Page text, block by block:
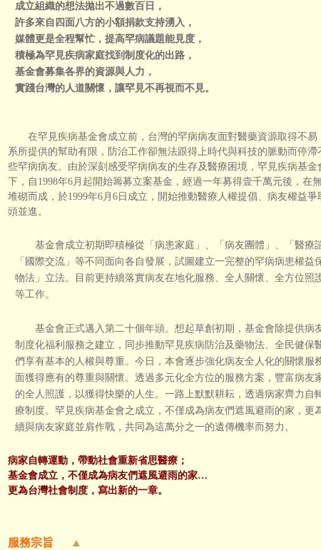
成立組織的想法拋出不過數百日，
許多來自四面八方的小額捐款支持湧入，
媒體更是全程幫忙，提高罕病議題能見度，
積極為罕見疾病家庭找到制度化的出路，
基金會募集各界的資源與人力，
實踐台灣的人道關懷，讓罕見不再視而不見。
在罕見疾病基金會成立前，台灣的罕病病友面對醫藥資源取得不易
系所提供的幫助有限，防治工作卻無法跟得上時代與科技的脈動而停
些罕病病友。由於深刻感受罕病病友的生存及醫療困境，罕見疾病基
下，自1998年6月起開始籌募立案基金，經過一年募得壹千萬元後，在
堆砌而成，於1999年6月6日成立，開始推動醫療人權提倡、病友權益
頭並進。
基金會成立初期即積極從「病患家庭」、「病友團體」、「醫療
「國際交流」等不同面向各自發展，試圖建立一完整的罕病病患權
物法」立法。目前更持續落實病友在地化服務、全人關懷、全方位照
等工作。
基金會正式邁入第二十個年頭。想起草創初期，基金會除提供病
制度化福利服務之建立，同步推動罕見疾病防治及藥物法、全民健保
們享有基本的人權與尊重。今日，本會逐步強化病友全人化的關懷服
面獲得應有的尊重與關懷。透過多元化全方位的服務方案，豐富病友
的全人照護，以獲得快樂的人生。一路上默默耕耘，透過病家齊力自
療制度。罕見疾病基金會之成立，不僅成為病友們遮風避雨的家，更
續與病友家庭並肩作戰，共同為這萬分之一的遺傳機率而努力。
病家自轉運動，帶動社會重新省思醫療；
基金會成立，不僅成為病友們遮風避雨的家…
更為台灣社會制度，寫出新的一章。
服務宗旨 ▲